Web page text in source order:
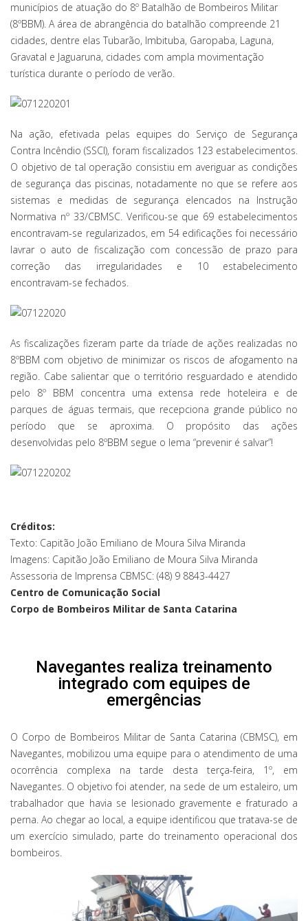
municípios de atuação do 8º Batalhão de Bombeiros Militar
(8ºBBM). A área de abrangência do batalhão compreende 21
cidades, dentre elas Tubarão, Imbituba, Garopaba, Laguna,
Gravatal e Jaguaruna, cidades com ampla movimentação
turística durante o período de verão.
Na ação, efetivada pelas equipes do Serviço de Segurança
Contra Incêndio (SSCI), foram fiscalizados 123 estabelecimentos.
O objetivo de tal operação consistiu em averiguar as condições
de segurança das piscinas, notadamente no que se refere aos
sistemas e medidas de segurança elencados na Instrução
Normativa nº 33/CBMSC. Verificou-se que 69 estabelecimentos
encontravam-se regularizados, em 54 edificações foi necessário
lavrar o auto de fiscalização com concessão de prazo para
correção das irregularidades e 10 estabelecimento
encontravam-se fechados.
As fiscalizações fizeram parte da tríade de ações realizadas no
8ºBBM com objetivo de minimizar os riscos de afogamento na
região. Cabe salientar que o território resguardado e atendido
pelo 8º BBM concentra uma extensa rede hoteleira e de
parques de águas termais, que recepciona grande público no
período que se aproxima. O propósito das ações
desenvolvidas pelo 8ºBBM segue o lema “prevenir é salvar”!
Créditos:
Texto: Capitão João Emiliano de Moura Silva Miranda
Imagens: Capitão João Emiliano de Moura Silva Miranda
Assessoria de Imprensa CBMSC: (48) 9 8843-4427
Centro de Comunicação Social
Corpo de Bombeiros Militar de Santa Catarina
Navegantes realiza treinamento
integrado com equipes de
emergências
O Corpo de Bombeiros Militar de Santa Catarina (CBMSC), em
Navegantes, mobilizou uma equipe para o atendimento de uma
ocorrência complexa na tarde desta terça-feira, 1º, em
Navegantes. O objetivo foi atender, na sede de um estaleiro, um
trabalhador que havia se lesionado gravemente e fraturado a
perna. Ao chegar ao local, a equipe identificou que tratava-se de
um exercício simulado, parte do treinamento operacional dos
bombeiros.